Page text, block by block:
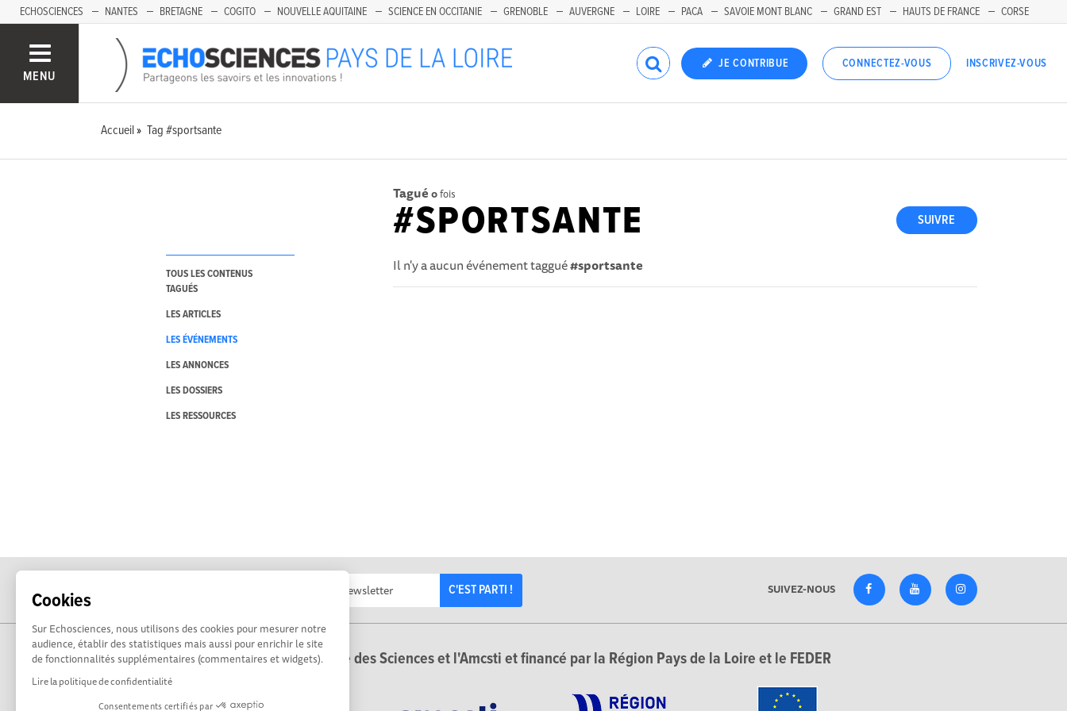
Cookies
Sur Echosciences, nous utilisons des cookies pour mesurer notre
audience, établir des statistiques mais aussi pour enrichir le site
de fonctionnalités supplémentaires (commentaires et widgets).
Lire la politique de confidentialité
Consentements certifiés par
ECHOSCIENCES NANTES BRETAGNE COGITO NOUVELLE AQUITAINE SCIENCE EN OCCITANIE GRENOBLE AUVERGNE LOIRE PACA SAVOIE MONT BLANC GRAND EST HAUTS DE FRANCE CORSE
MENU
JE CONTRIBUE CONNECTEZ-VOUS INSCRIVEZ-VOUS
Accueil Tag #sportsante
TOUS LES CONTENUS
TAGUÉS
LES ARTICLES
LES ÉVÉNEMENTS
LES ANNONCES
LES DOSSIERS
LES RESSOURCES
Tagué 0fois
SUIVRE
#SPORTSANTE
Il n'y a aucun événement taggué#sportsante
C'EST PARTI ! SUIVEZ-NOUS
Propulsé par Terre des Sciences et l'Amcsti et financé par la Région Pays de la Loire et le FEDER